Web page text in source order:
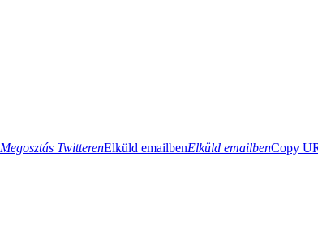
Megosztás TwitterenElküld emailbenElküld emailbenCopy